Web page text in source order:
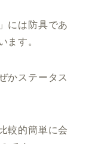
には防具であ
ます。
かステータス
較的簡単に会